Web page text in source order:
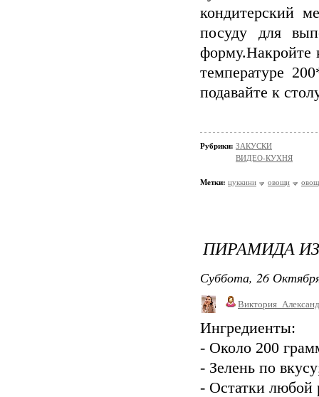
кондитерский
посуду для
форму.Накройте
температуре
подавайте к
Рубрики: ЗАКУСКИ
ВИДЕО-КУХНЯ
Метки: цуккини овощи
ПИРАМИДА
Суббота, 26
Ингредиенты:
- Около 200
- Зелень по
- Остатки